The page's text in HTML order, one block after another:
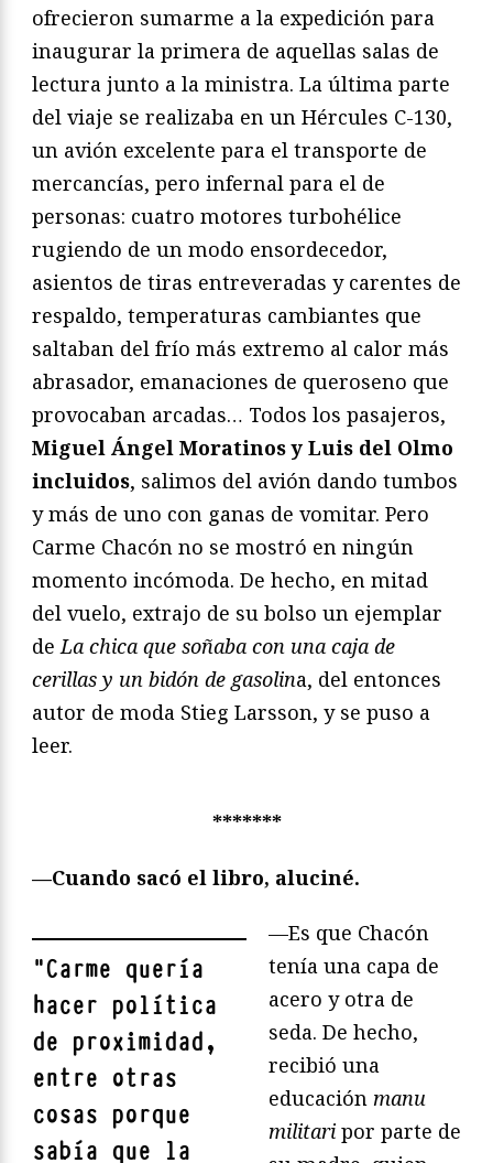
ofrecieron sumarme a la expedición para
inaugurar la primera de aquellas salas de
lectura junto a la ministra. La última parte
del viaje se realizaba en un Hércules C-130,
un avión excelente para el transporte de
mercancías, pero infernal para el de
personas: cuatro motores turbohélice
rugiendo de un modo ensordecedor,
asientos de tiras entreveradas y carentes de
respaldo, temperaturas cambiantes que
saltaban del frío más extremo al calor más
abrasador, emanaciones de queroseno que
provocaban arcadas… Todos los pasajeros,
Miguel Ángel Moratinos y Luis del Olmo
incluidos, salimos del avión dando tumbos
y más de uno con ganas de vomitar. Pero
Carme Chacón no se mostró en ningún
momento incómoda. De hecho, en mitad
del vuelo, extrajo de su bolso un ejemplar
deLa chica que soñaba con una caja de
cerillas y un bidón de gasolina, del entonces
autor de moda Stieg Larsson, y se puso a
leer.
*******
—Cuando sacó el libro, aluciné.
"Carme quería
hacer política
de proximidad,
entre otras
cosas porque
sabía que la
—Es que Chacón
tenía una capa de
acero y otra de
seda. De hecho,
recibió una
educación manu
militari por parte de